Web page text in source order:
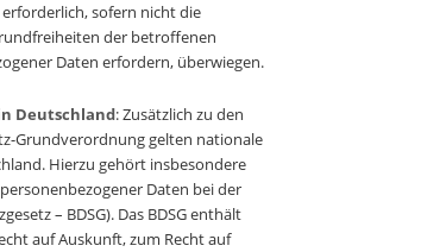
sofern nicht die
der betroffenen
Daten erfordern, überwiegen.
Deutschland: Zusätzlich zu den
Grundverordnung gelten nationale
Hierzu gehört insbesondere
Daten bei der
– BDSG). Das BDSG enthält
auf Auskunft, zum Recht auf